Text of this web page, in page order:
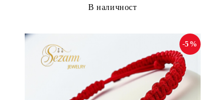
В наличност
-5%